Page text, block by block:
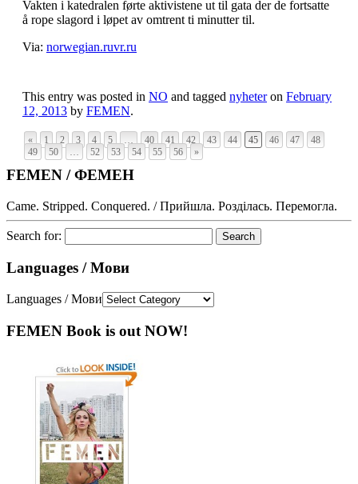
Vakten i katedralen førte aktivistene ut til gata der de fortsatte
å rope slagord i løpet av omtrent ti minutter til.
Via: norwegian.ruvr.ru
This entry was posted in NO and tagged nyheteron February
12, 2013 by FEMEN.
« 1 2 3 4 5 … 40 41 42 43 44 45 46 47
48
49
50 … 52 53 54 55 56 »
FEMEN / ФЕМЕН
Came. Stripped. Conquered. / Прийшла. Розділась. Перемогла.
Search for:
Languages / Мови
Languages / Мови
FEMEN Book is out NOW!